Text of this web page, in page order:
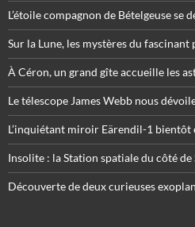
L’étoile compagnon de Bételgeuse se
Sur la Lune, les mystères du fascinant
À Céron, un grand gîte accueille les
Le télescope James Webb nous
L’inquiétant miroir Eärendil-1 bientôt
Insolite : la Station spatiale du côté de
Découverte de deux curieuses